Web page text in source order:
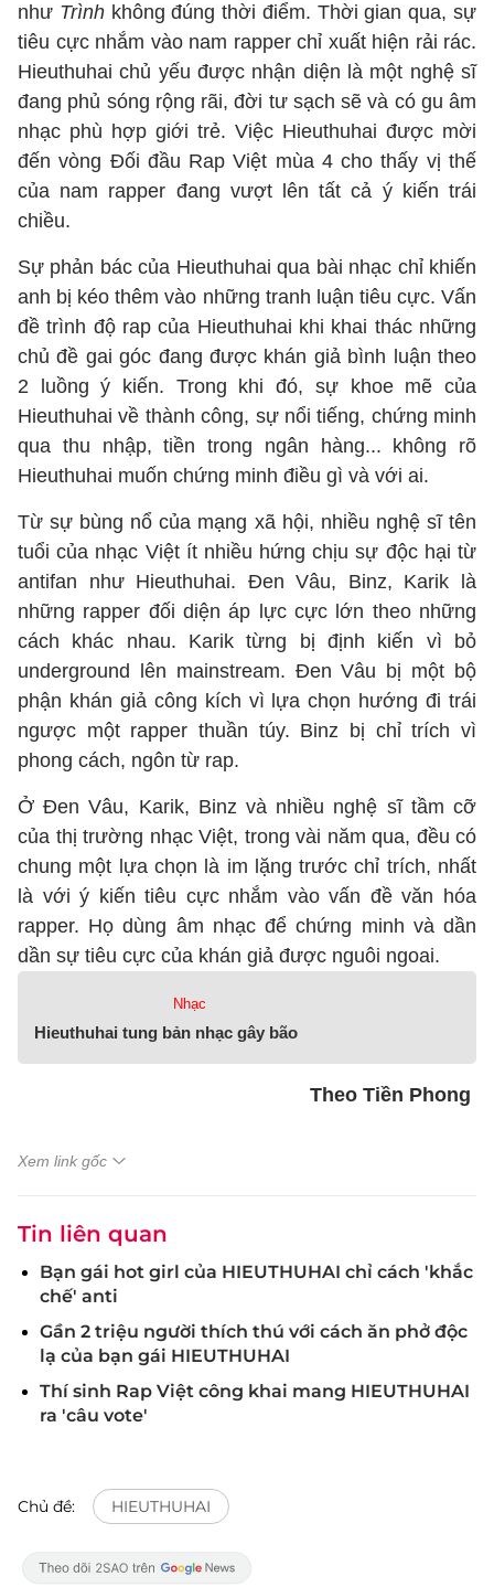
như Trìnhkhông đúng thời điểm. Thời gian qua, sự
tiêu cực nhắm vào nam rapper chỉ xuất hiện rải rác.
Hieuthuhai chủ yếu được nhận diện là một nghệ sĩ
đang phủ sóng rộng rãi, đời tư sạch sẽ và có gu âm
nhạc phù hợp giới trẻ. Việc Hieuthuhai được mời
đến vòng Đối đầu Rap Việt mùa 4 cho thấy vị thế
của nam rapper đang vượt lên tất cả ý kiến trái
chiều.
Sự phản bác của Hieuthuhai qua bài nhạc chỉ khiến
anh bị kéo thêm vào những tranh luận tiêu cực. Vấn
đề trình độ rap của Hieuthuhai khi khai thác những
chủ đề gai góc đang được khán giả bình luận theo
2 luồng ý kiến. Trong khi đó, sự khoe mẽ của
Hieuthuhai về thành công, sự nổi tiếng, chứng minh
qua thu nhập, tiền trong ngân hàng... không rõ
Hieuthuhai muốn chứng minh điều gì và với ai.
Từ sự bùng nổ của mạng xã hội, nhiều nghệ sĩ tên
tuổi của nhạc Việt ít nhiều hứng chịu sự độc hại từ
antifan như Hieuthuhai. Đen Vâu, Binz, Karik là
những rapper đối diện áp lực cực lớn theo những
cách khác nhau. Karik từng bị định kiến vì bỏ
underground lên mainstream. Đen Vâu bị một bộ
phận khán giả công kích vì lựa chọn hướng đi trái
ngược một rapper thuần túy. Binz bị chỉ trích vì
phong cách, ngôn từ rap.
Ở Đen Vâu, Karik, Binz và nhiều nghệ sĩ tầm cỡ
của thị trường nhạc Việt, trong vài năm qua, đều có
chung một lựa chọn là im lặng trước chỉ trích, nhất
là với ý kiến tiêu cực nhắm vào vấn đề văn hóa
rapper. Họ dùng âm nhạc để chứng minh và dần
dần sự tiêu cực của khán giả được nguôi ngoai.
Nhạc
Hieuthuhai tung bản nhạc gây bão
Theo Tiền Phong
Xem link gốc
Tin liên quan
Bạn gái hot girl của HIEUTHUHAI chỉ cách 'khắc
chế' anti
Gần 2 triệu người thích thú với cách ăn phở độc
lạ của bạn gái HIEUTHUHAI
Thí sinh Rap Việt công khai mang HIEUTHUHAI
ra 'câu vote'
Chủ đề: HIEUTHUHAI